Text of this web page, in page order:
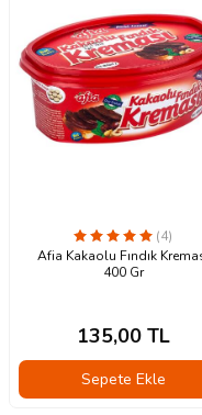
(4)
Afia Kakaolu Fındık
400 Gr
135,00TL
Sepete Ekle